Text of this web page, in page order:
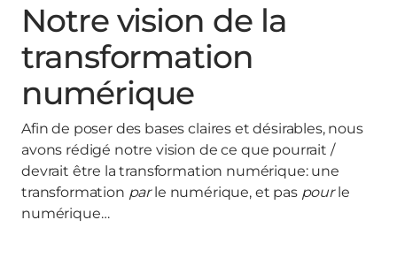
Notre vision de la
transformation
numérique
Afin de poser des bases claires et désirables, nous
avons rédigé notre vision de ce que pourrait /
devrait être la transformation numérique: une
transformation parle numérique, et pas pourle
numérique…